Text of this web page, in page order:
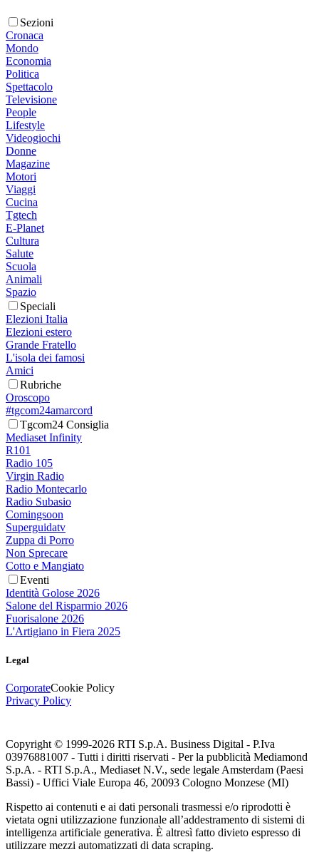
Sezioni
Cronaca
Mondo
Economia
Politica
Spettacolo
Televisione
People
Lifestyle
Videogiochi
Donne
Magazine
Motori
Viaggi
Cucina
Tgtech
E-Planet
Cultura
Salute
Scuola
Animali
Spazio
Speciali
Elezioni Italia
Elezioni estero
Grande Fratello
L'isola dei famosi
Amici
Rubriche
Oroscopo
#tgcom24amarcord
Tgcom24 Consiglia
Mediaset Infinity
R101
Radio 105
Virgin Radio
Radio Montecarlo
Radio Subasio
Comingsoon
Superguidatv
Zuppa di Porro
Non Sprecare
Cotto e Mangiato
Eventi
Identità Golose 2026
Salone del Risparmio 2026
Fuorisalone 2026
L'Artigiano in Fiera 2025
Legal
CorporateCookie Policy
Privacy Policy
Copyright © 1999-2026 RTI S.p.A. Business Digital - P.Iva
03976881007 - Tutti i diritti riservati - Per la pubblicità Mediamond
S.p.A. - RTI S.p.A., Mediaset N.V., sede legale Amsterdam (Paesi
Bassi) - Uffici Viale Europa 46, 20093 Cologno Monzese (MI)
Rispetto ai contenuti e ai dati personali trasmessi e/o riprodotti è
vietata ogni utilizzazione funzionale all’addestramento di sistemi di
intelligenza artificiale generativa. È altresì fatto divieto espresso di
utilizzare mezzi automatizzati di data scraping.